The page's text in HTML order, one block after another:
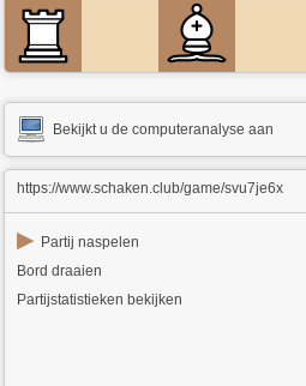
Bekijkt u de computeranalyse aan
https://www.schaken.club/game/svu7je6x
▶ Partij naspelen
Bord draaien
Partijstatistieken bekijken